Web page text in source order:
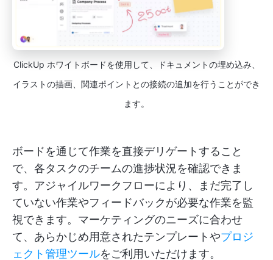
ClickUp ホワイトボードを使用して、ドキュメントの埋め込み、
イラストの描画、関連ポイントとの接続の追加を行うことができ
ます。
ボードを通じて作業を直接デリゲートすること
で、各タスクのチームの進捗状況を確認できま
す。アジャイルワークフローにより、まだ完了し
ていない作業やフィードバックが必要な作業を監
視できます。マーケティングのニーズに合わせ
て、あらかじめ用意されたテンプレートやプロジ
ェクト管理ツールをご利用いただけます。